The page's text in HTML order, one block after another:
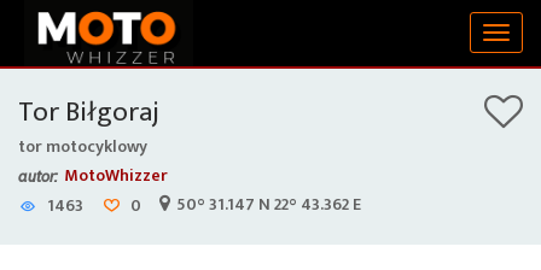
Tor Biłgoraj
tor motocyklowy
autor: MotoWhizzer
1463
0 50° 31.147 N 22° 43.362 E